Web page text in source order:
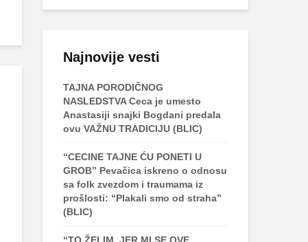
Najnovije vesti
TAJNA PORODIČNOG
NASLEDSTVA Ceca je umesto
Anastasiji snajki Bogdani predala
ovu VAŽNU TRADICIJU (BLIC)
“CECINE TAJNE ĆU PONETI U
GROB” Pevačica iskreno o odnosu
sa folk zvezdom i traumama iz
prošlosti: “Plakali smo od straha”
(BLIC)